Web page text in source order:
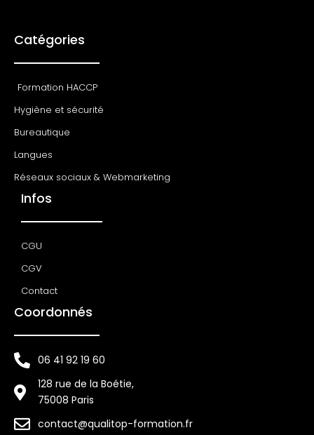
Catégories
Formation HACCP
Hygiène et sécurité
Bureautique
Langues
Réseaux sociaux & Webmarketing
Infos
CGU
CGV
Contact
Coordonnés
06 41 92 19 60
128 rue de la Boétie,
75008 Paris
contact@qualitop-formation.fr